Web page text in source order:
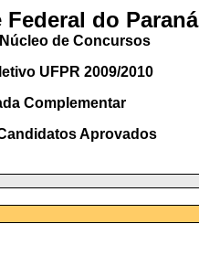
do Paraná
Núcleo de Concursos
UFPR 2009/2010
Complementar
Aprovados